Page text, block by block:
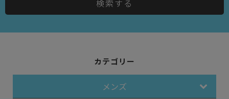
検索する
カテゴリー
メンズ